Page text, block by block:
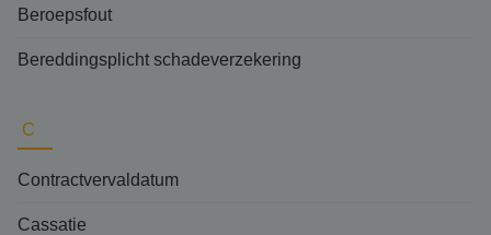
Beroepsfout
Bereddingsplicht schadeverzekering
C
Contractvervaldatum
Cassatie